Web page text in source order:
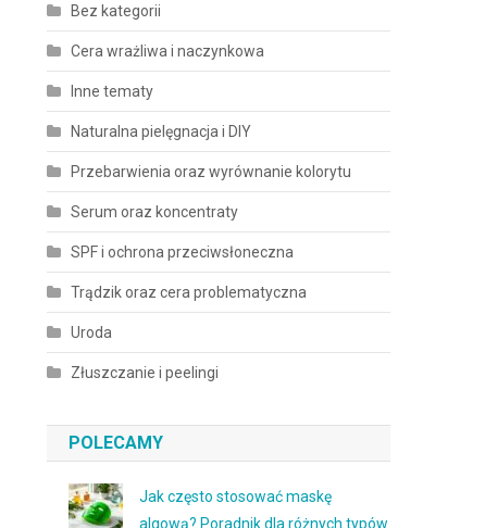
Bez kategorii
Cera wrażliwa i naczynkowa
Inne tematy
Naturalna pielęgnacja i DIY
Przebarwienia oraz wyrównanie kolorytu
Serum oraz koncentraty
SPF i ochrona przeciwsłoneczna
Trądzik oraz cera problematyczna
Uroda
Złuszczanie i peelingi
POLECAMY
Jak często stosować maskę
algową? Poradnik dla różnych typów